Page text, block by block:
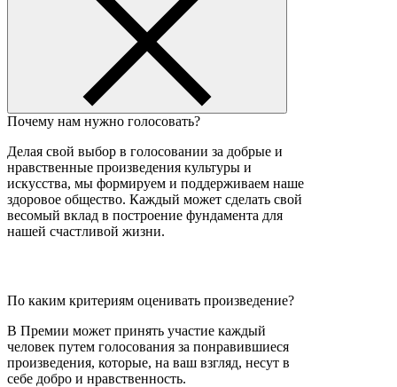
Почему нам нужно голосовать?
Делая свой выбор в голосовании за добрые и
нравственные произведения культуры и
искусства, мы формируем и поддерживаем наше
здоровое общество. Каждый может сделать свой
весомый вклад в построение фундамента для
нашей счастливой жизни.
По каким критериям оценивать произведение?
В Премии может принять участие каждый
человек путем голосования за понравившиеся
произведения, которые, на ваш взгляд, несут в
себе добро и нравственность.